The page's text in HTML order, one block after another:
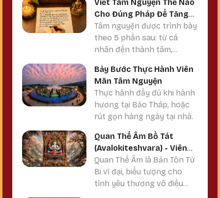
cảm là phương tiện để giác
ngộ. Khi tâm chuyển hóa
qua Tam Mật (Thân - Khẩu -
Ý), bạn vừa tịnh hóa nghiệp
chướng, vừa tích lũy phước
đức, vừa khơi thông năng
lượng để tâm nguyện viên
mãn ngay trong đời này.
Viết Tâm Nguyện Thế Nào
Cho Đúng Pháp Để Tăng
Sức Mạnh Gia Trì?
Tâm nguyện được trình bày
theo 5 phần sau: từ cá
nhân đến thành tâm,
hướng - giúp tăng sức
mạnh gia trì theo nguyên lý
Kim Cương Thừa.
Bảy Bước Thực Hành Viên
Mãn Tâm Nguyện
Thực hành đầy đủ khi hành
hương tại Bảo Tháp, hoặc
rút gọn hàng ngày tại nhà.
Quan Thế Âm Bồ Tát
(Avalokiteshvara) - Viên
Mãn Tâm Nguyện Về Tình
Cảm Hạnh Phúc
Quan Thế Âm là Bản Tôn Từ
Bi vĩ đại, biểu tượng cho
tình yêu thương vô điều